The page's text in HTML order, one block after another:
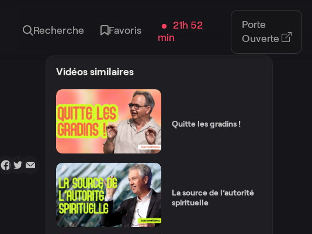
Recherche Favoris
21h 52
min
Porte
Ouverte
Vidéos similaires
Quitte les gradins !
La source de l’autorité
spirituelle